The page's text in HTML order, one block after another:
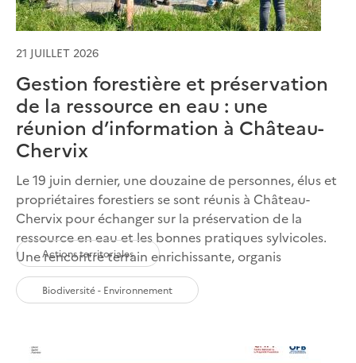
21 JUILLET 2026
Gestion forestière et préservation
de la ressource en eau : une
réunion d’information à Château-
Chervix
Le 19 juin dernier, une douzaine de personnes, élus et
propriétaires forestiers se sont réunis à Château-
Chervix pour échanger sur la préservation de la
ressource en eau et les bonnes pratiques sylvicoles.
Une rencontre terrain enrichissante, organis
Actions territoriales
Biodiversité - Environnement